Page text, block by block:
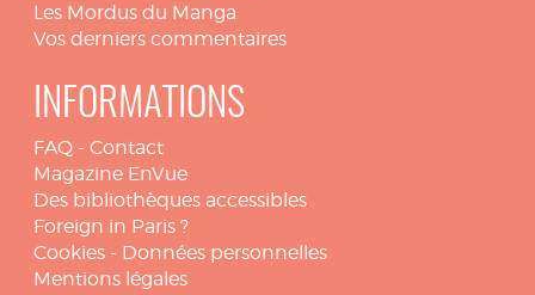
Les Mordus du Manga
Vos derniers commentaires
INFORMATIONS
FAQ - Contact
Magazine EnVue
Des bibliothèques accessibles
Foreign in Paris ?
Cookies - Données personnelles
Mentions légales